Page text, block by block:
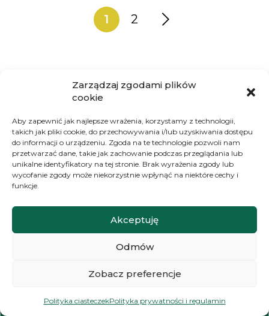
Zarządzaj zgodami plików
cookie
Aby zapewnić jak najlepsze wrażenia, korzystamy z technologii,
takich jak pliki cookie, do przechowywania i/lub uzyskiwania dostępu
do informacji o urządzeniu. Zgoda na te technologie pozwoli nam
przetwarzać dane, takie jak zachowanie podczas przeglądania lub
unikalne identyfikatory na tej stronie. Brak wyrażenia zgody lub
wycofanie zgody może niekorzystnie wpłynąć na niektóre cechy i
funkcje.
Akceptuję
Odmów
Zobacz preferencje
Polityka ciasteczekPolityka prywatności i regulamin
1 2
SOCIAL MEDIA
Rośliny od zawsze były moją pasją. Moim zdaniem